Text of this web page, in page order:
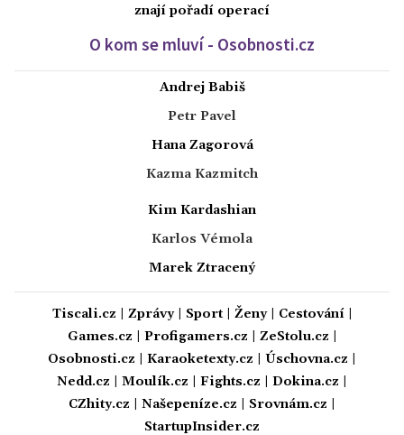
znají pořadí operací
O kom se mluví - Osobnosti.cz
Andrej Babiš
Petr Pavel
Hana Zagorová
Kazma Kazmitch
Kim Kardashian
Karlos Vémola
Marek Ztracený
Tiscali.cz Zprávy| Sport| Ženy| Cestování|
Games.cz
Profigamers.cz ZeStolu.cz
Osobnosti.cz
Karaoketexty.cz Úschovna.cz
Nedd.cz
Moulík.cz Fights.cz Dokina.cz
CZhity.cz
Našepeníze.cz Srovnám.cz
StartupInsider.cz